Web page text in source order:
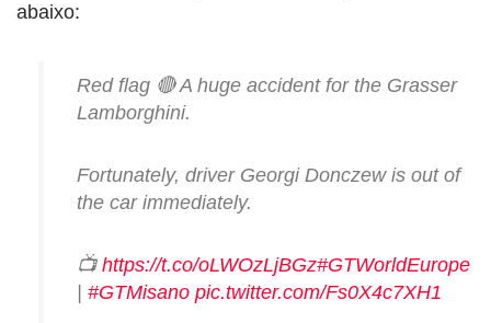
abaixo:
Red flag 🔴 A huge accident for the Grasser
Lamborghini.
Fortunately, driver Georgi Donczew is out of
the car immediately.
📺 https://t.co/oLWOzLjBGz#GTWorldEurope
#GTMisano pic.twitter.com/Fs0X4c7XH1